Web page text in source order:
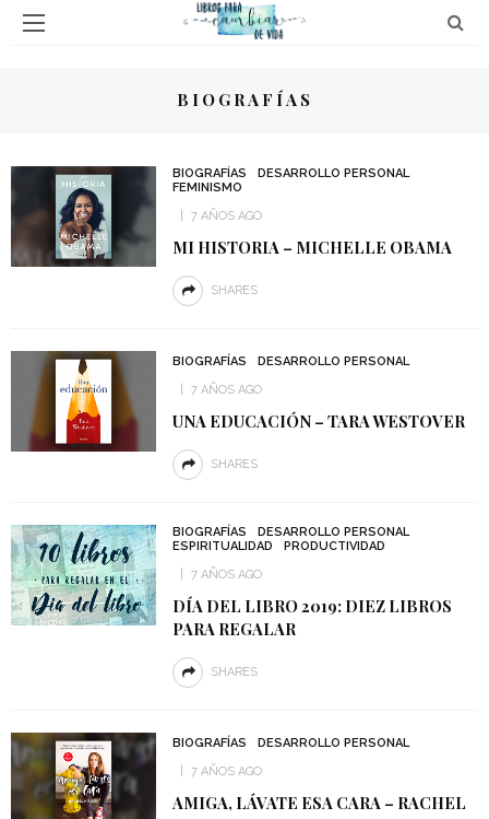
BIOGRAFÍAS
BIOGRAFÍAS
DESARROLLO PERSONAL
FEMINISMO
7 AÑOS AGO
MI HISTORIA – MICHELLE OBAMA
SHARES
BIOGRAFÍAS
DESARROLLO PERSONAL
7 AÑOS AGO
UNA EDUCACIÓN – TARA WESTOVER
SHARES
BIOGRAFÍAS
DESARROLLO PERSONAL
ESPIRITUALIDAD
PRODUCTIVIDAD
7 AÑOS AGO
DÍA DEL LIBRO 2019: DIEZ LIBROS
PARA REGALAR
SHARES
BIOGRAFÍAS
DESARROLLO PERSONAL
7 AÑOS AGO
AMIGA, LÁVATE ESA CARA – RACHEL